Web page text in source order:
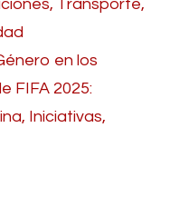
Transporte,
en los
FIFA 2025:
Iniciativas,